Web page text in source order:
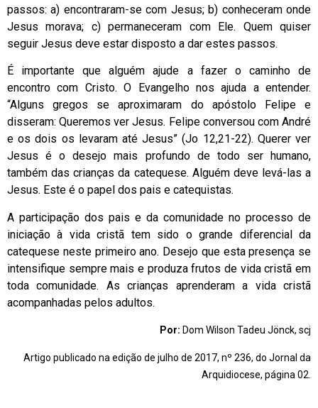
passos: a) encontraram-se com Jesus; b) conheceram onde
Jesus morava; c) permaneceram com Ele. Quem quiser
seguir Jesus deve estar disposto a dar estes passos.
É importante que alguém ajude a fazer o caminho de
encontro com Cristo. O Evangelho nos ajuda a entender.
“Alguns gregos se aproximaram do apóstolo Felipe e
disseram: Queremos ver Jesus. Felipe conversou com André
e os dois os levaram até Jesus” (Jo 12,21-22). Querer ver
Jesus é o desejo mais profundo de todo ser humano,
também das crianças da catequese. Alguém deve levá-las a
Jesus. Este é o papel dos pais e catequistas.
A participação dos pais e da comunidade no processo de
iniciação à vida cristã tem sido o grande diferencial da
catequese neste primeiro ano. Desejo que esta presença se
intensifique sempre mais e produza frutos de vida cristã em
toda comunidade. As crianças aprenderam a vida cristã
acompanhadas pelos adultos.
Por: Dom Wilson Tadeu Jönck, scj
Artigo publicado na edição de julho de 2017, nº 236, do Jornal da
Arquidiocese, página 02.